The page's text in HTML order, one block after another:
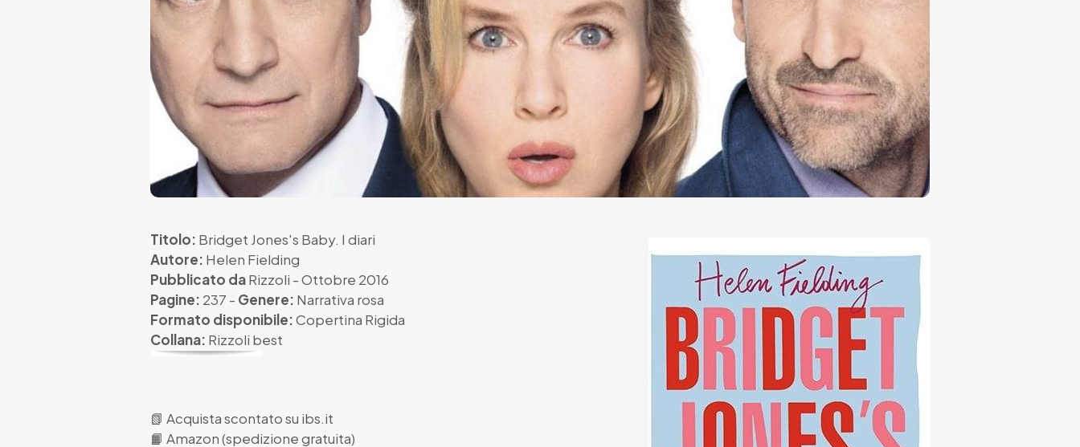
Titolo: Bridget Jones's Baby. I diari
Autore: Helen Fielding
Pubblicato daRizzoli - Ottobre 2016
Pagine: 237 - Genere: Narrativa rosa
Formato disponibile:Copertina Rigida
Collana: Rizzoli best
📗 Acquista scontato su ibs.it
📙 Amazon (spedizione gratuita)